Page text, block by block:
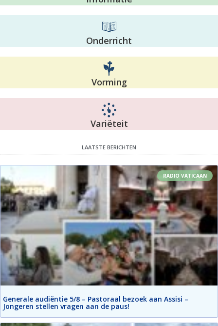
Onderricht
Vorming
Variëteit
LAATSTE BERICHTEN
RADIO VATICAAN
Generale audiëntie 5/8 – Pastoraal bezoek aan Assisi –
Jongeren stellen vragen aan de paus!